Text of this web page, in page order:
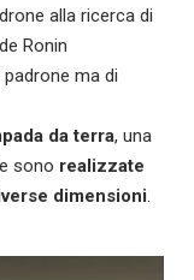
alla ricerca di
Ronin
ma di
da terra, una
sono realizzate
dimensioni